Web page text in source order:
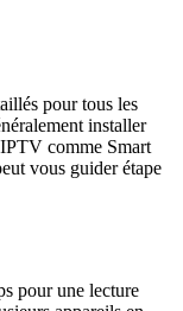
pour tous les
installer
comme Smart
vous guider étape
pour une lecture